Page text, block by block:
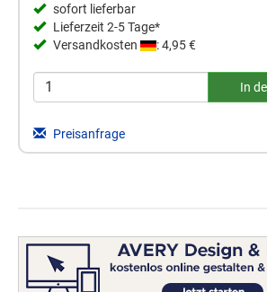
sofort lieferbar
Lieferzeit 2-5 Tage*
Versandkosten
: 4,95 €
Preisanfrage